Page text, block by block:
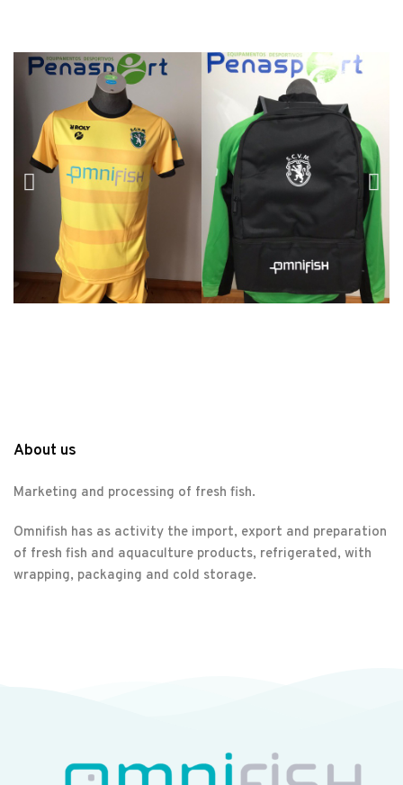
About us
Marketing and processing of fresh fish.
Omnifish has as activity the import, export and preparation
of fresh fish and aquaculture products, refrigerated, with
wrapping, packaging and cold storage.